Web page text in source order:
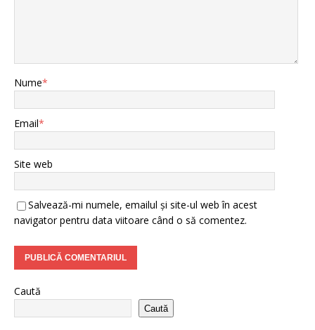
Nume*
Email*
Site web
Salvează-mi numele, emailul și site-ul web în acest
navigator pentru data viitoare când o să comentez.
Caută
Caută